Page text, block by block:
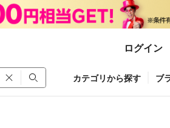
ログイン
カテゴリから探す ブ